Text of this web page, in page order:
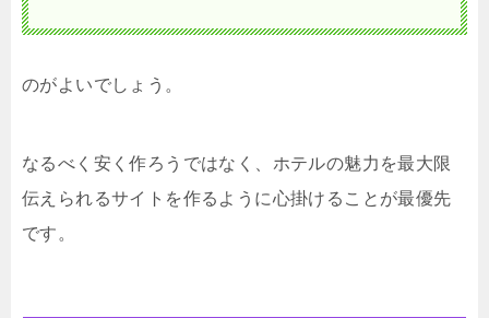
のがよいでしょう。
なるべく安く作ろうではなく、ホテルの魅力を最大限
伝えられるサイトを作るように心掛けることが最優先
です。